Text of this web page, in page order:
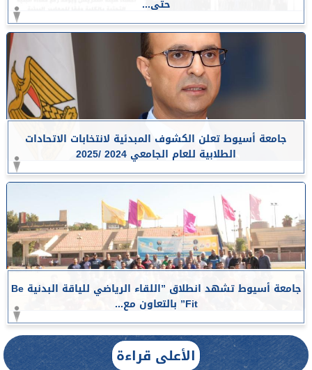
حتى...
جامعة أسيوط تعلن الكشوف المبدئية لانتخابات الاتحادات
الطلابية للعام الجامعي 2024 /2025
جامعة أسيوط تشهد انطلاق ”اللقاء الرياضي للياقة البدنية Be
Fit” بالتعاون مع...
الأعلى قراءة